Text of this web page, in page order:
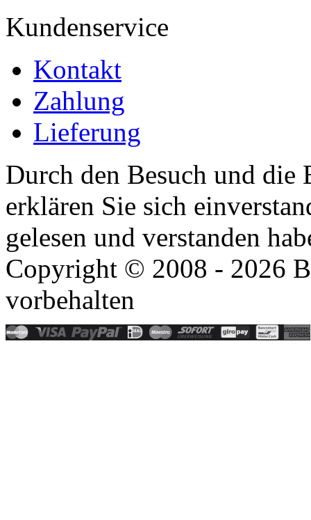
Kundenservice
Kontakt
Zahlung
Lieferung
Durch den Besuch und die
erklären Sie sich
gelesen und verstanden
Copyright © 2008 - 2026
vorbehalten